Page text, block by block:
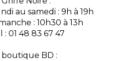
au samedi : 9h à 19h
: 10h30 à 13h
: 01 48 83 67 47
boutique BD :